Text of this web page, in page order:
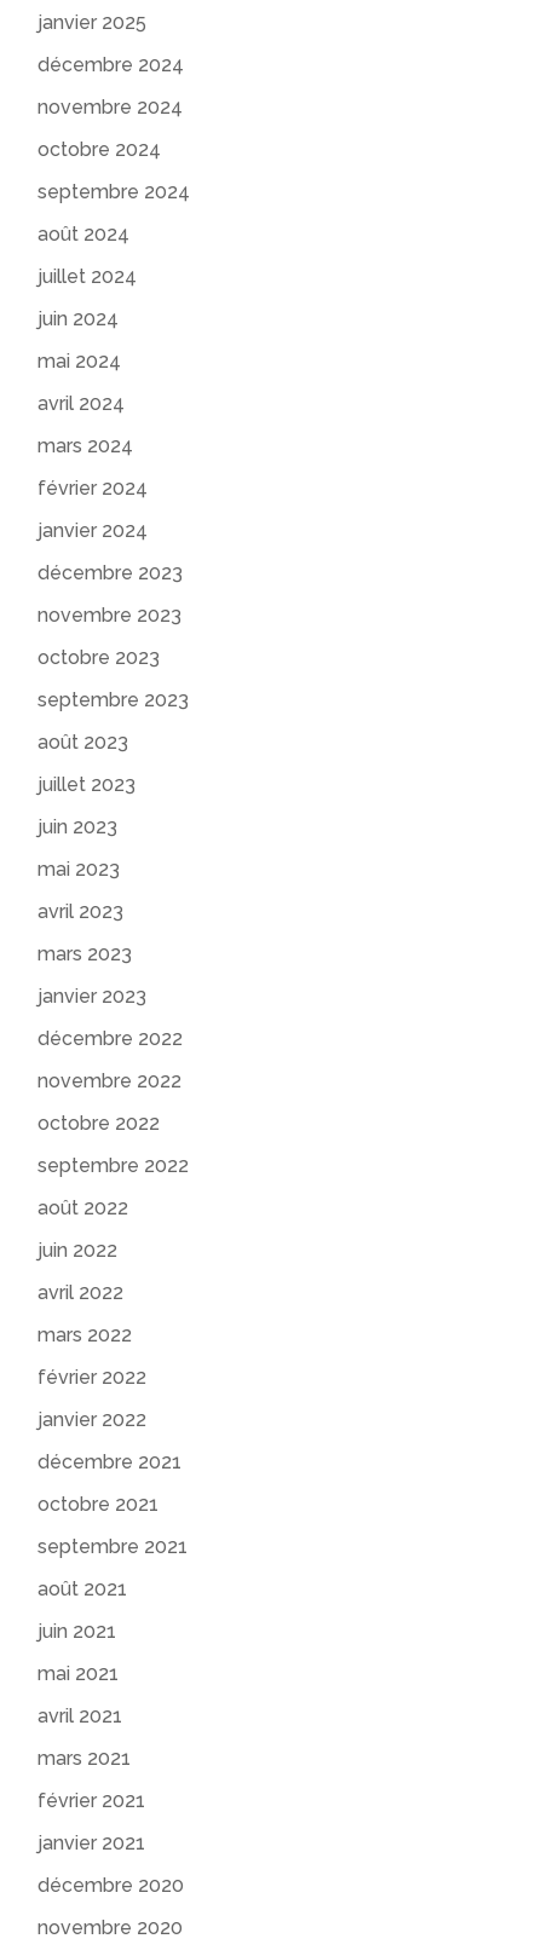
janvier 2025
décembre 2024
novembre 2024
octobre 2024
septembre 2024
août 2024
juillet 2024
juin 2024
mai 2024
avril 2024
mars 2024
février 2024
janvier 2024
décembre 2023
novembre 2023
octobre 2023
septembre 2023
août 2023
juillet 2023
juin 2023
mai 2023
avril 2023
mars 2023
janvier 2023
décembre 2022
novembre 2022
octobre 2022
septembre 2022
août 2022
juin 2022
avril 2022
mars 2022
février 2022
janvier 2022
décembre 2021
octobre 2021
septembre 2021
août 2021
juin 2021
mai 2021
avril 2021
mars 2021
février 2021
janvier 2021
décembre 2020
novembre 2020